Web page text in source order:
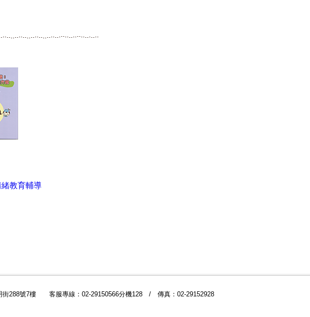
教育輔導
街288號7樓 客服專線：02-29150566分機128 / 傳真：02-29152928